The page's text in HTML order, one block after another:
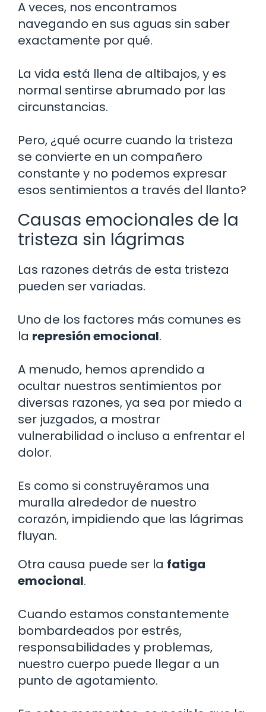
A veces, nos encontramos
navegando en sus aguas sin saber
exactamente por qué.
La vida está llena de altibajos, y es
normal sentirse abrumado por las
circunstancias.
Pero, ¿qué ocurre cuando la tristeza
se convierte en un compañero
constante y no podemos expresar
esos sentimientos a través del llanto?
Causas emocionales de la
tristeza sin lágrimas
Las razones detrás de esta tristeza
pueden ser variadas.
Uno de los factores más comunes es
la represión emocional.
A menudo, hemos aprendido a
ocultar nuestros sentimientos por
diversas razones, ya sea por miedo a
ser juzgados, a mostrar
vulnerabilidad o incluso a enfrentar el
dolor.
Es como si construyéramos una
muralla alrededor de nuestro
corazón, impidiendo que las lágrimas
fluyan.
Otra causa puede ser la fatiga
emocional.
Cuando estamos constantemente
bombardeados por estrés,
responsabilidades y problemas,
nuestro cuerpo puede llegar a un
punto de agotamiento.